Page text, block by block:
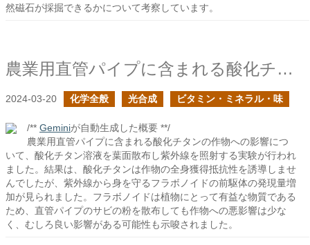
然磁石が採掘できるかについて考察しています。
農業用直管パイプに含まれる酸化チタンは作物に与えても問題ないか？
2024-03-20 化学全般 光合成 ビタミン・ミネラル・味
/** Geminiが自動生成した概要 **/
農業用直管パイプに含まれる酸化チタンの作物への影響につ
いて、酸化チタン溶液を葉面散布し紫外線を照射する実験が行われ
ました。結果は、酸化チタンは作物の全身獲得抵抗性を誘導しませ
んでしたが、紫外線から身を守るフラボノイドの前駆体の発現量増
加が見られました。フラボノイドは植物にとって有益な物質である
ため、直管パイプのサビの粉を散布しても作物への悪影響は少な
く、むしろ良い影響がある可能性も示唆されました。